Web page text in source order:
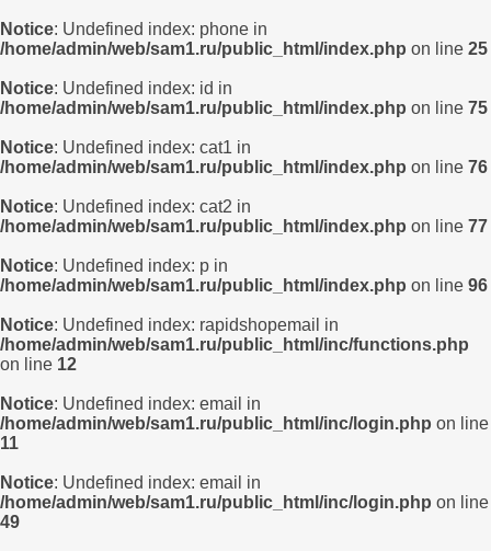
Notice: Undefined index: phone in
/home/admin/web/sam1.ru/public_html/index.php on line 25
Notice: Undefined index: id in
/home/admin/web/sam1.ru/public_html/index.php on line 75
Notice: Undefined index: cat1 in
/home/admin/web/sam1.ru/public_html/index.php on line 76
Notice: Undefined index: cat2 in
/home/admin/web/sam1.ru/public_html/index.php on line 77
Notice: Undefined index: p in
/home/admin/web/sam1.ru/public_html/index.php on line 96
Notice: Undefined index: rapidshopemail in
/home/admin/web/sam1.ru/public_html/inc/functions.php
on line 12
Notice: Undefined index: email in
/home/admin/web/sam1.ru/public_html/inc/login.php on line
11
Notice: Undefined index: email in
/home/admin/web/sam1.ru/public_html/inc/login.php on line
49